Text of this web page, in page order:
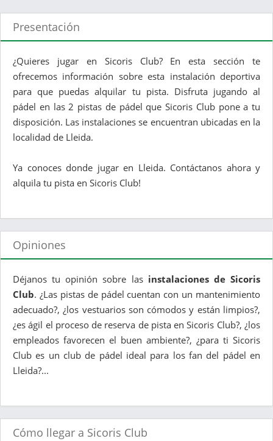
Presentación
¿Quieres jugar en Sicoris Club? En esta sección te
ofrecemos información sobre esta instalación deportiva
para que puedas alquilar tu pista. Disfruta jugando al
pádel en las 2 pistas de pádel que Sicoris Club pone a tu
disposición. Las instalaciones se encuentran ubicadas en la
localidad de Lleida.
Ya conoces donde jugar en Lleida. Contáctanos ahora y
alquila tu pista en Sicoris Club!
Opiniones
Déjanos tu opinión sobre las instalaciones de Sicoris
Club. ¿Las pistas de pádel cuentan con un mantenimiento
adecuado?, ¿los vestuarios son cómodos y están limpios?,
¿es ágil el proceso de reserva de pista en Sicoris Club?, ¿los
empleados favorecen el buen ambiente?, ¿para ti Sicoris
Club es un club de pádel ideal para los fan del pádel en
Lleida?...
Cómo llegar a Sicoris Club